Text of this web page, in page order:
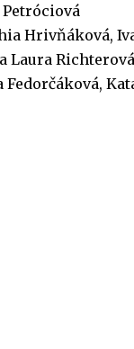
Hrivňáková,
Laura